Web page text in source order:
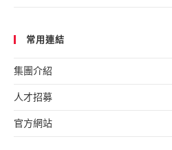
常用連結
集團介紹
人才招募
官方網站